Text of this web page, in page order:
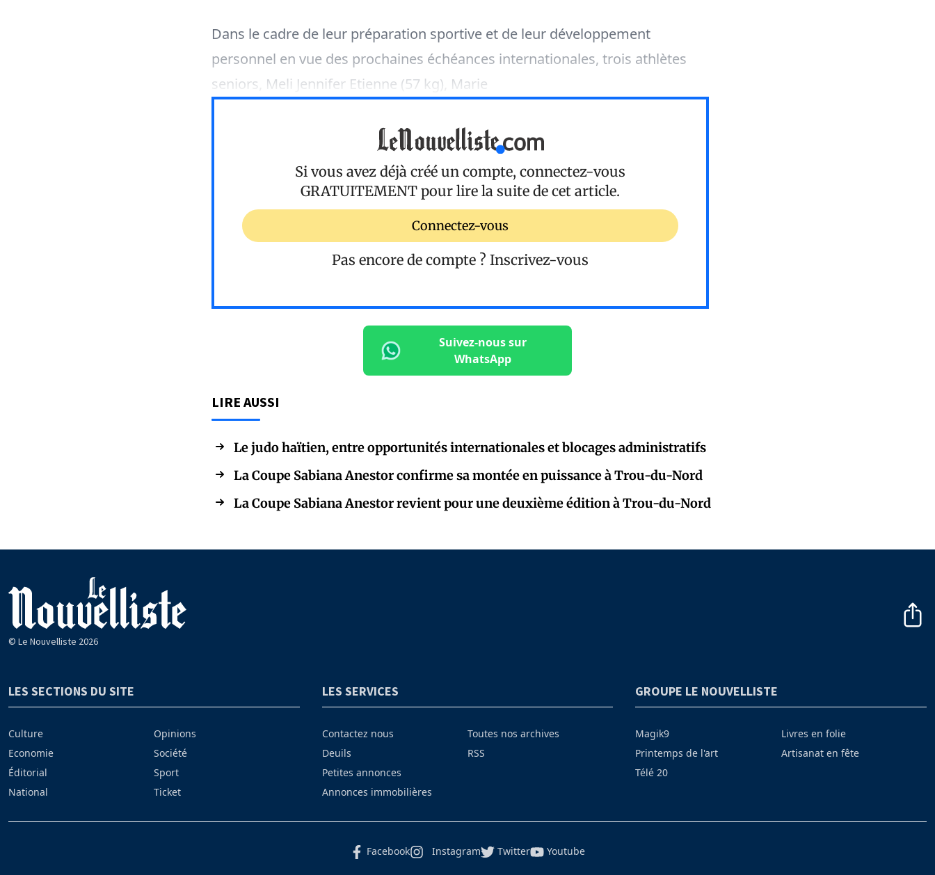
Dans le cadre de leur préparation sportive et de leur développement
personnel en vue des prochaines échéances internationales, trois athlètes
seniors, Meli Jennifer Etienne (57 kg), Marie
Si vous avez déjà créé un compte, connectez-vous
GRATUITEMENT pour lire la suite de cet article.
Connectez-vous
Pas encore de compte ? Inscrivez-vous
Suivez-nous sur
WhatsApp
LIRE AUSSI
Le judo haïtien, entre opportunités internationales et blocages administratifs
La Coupe Sabiana Anestor confirme sa montée en puissance à Trou-du-Nord
La Coupe Sabiana Anestor revient pour une deuxième édition à Trou-du-Nord
© Le Nouvelliste 2026
LES SECTIONS DU SITE
Culture
Economie
Éditorial
National
Opinions
Société
Sport
Ticket
LES SERVICES
Contactez nous
Deuils
Petites annonces
Annonces immobilières
Toutes nos archives
RSS
GROUPE LE NOUVELLISTE
Magik9
Printemps de l'art
Télé 20
Livres en folie
Artisanat en fête
Facebook Instagram Twitter Youtube